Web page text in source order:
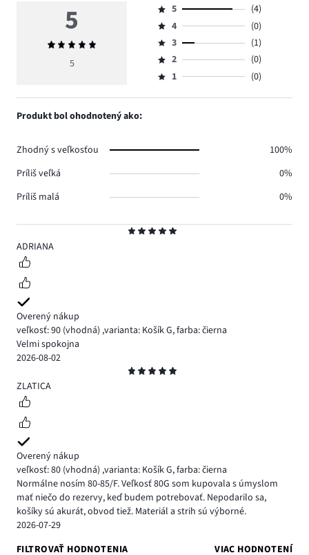
5
ADRIANA
Overený nákup
veľkosť: 90 (vhodná) ,varianta: Košík G,farba: čierna
Velmi spokojna
2026-08-02
5
ZLATICA
Overený nákup
veľkosť: 80 (vhodná) ,varianta: Košík G,farba: čierna
Normálne nosím 80-85/F. Veľkosť 80G som kupovala s úmyslom
mať niečo do rezervy, keď budem potrebovať. Nepodarilo sa,
košíky sú akurát, obvod tiež. Materiál a strih sú výborné.
2026-07-29
FILTROVAŤ HODNOTENIA
VIAC HODNOTENÍ
5
Priemerné
hodnotenie
5
Hodnotenie
5,
počet
hlasov
4.
5
(4)
Hodnotenie
4,
počet
hlasov
4
(0)
Hodnotenie
3,
počet
3
(1)
Hodnotenie
2,
2
(0)
Hodnotenie
1,
1 (0)
Produkt bol ohodnotený ako:
Zhodný s veľkosťou
100%
Príliš veľká
0%
Príliš malá
0%